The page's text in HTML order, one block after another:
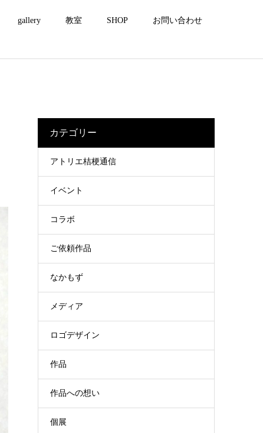
gallery 教室 SHOP お問い合わせ
カテゴリー
アトリエ桔梗通信
イベント
コラボ
ご依頼作品
なかもず
メディア
ロゴデザイン
作品
作品への想い
個展